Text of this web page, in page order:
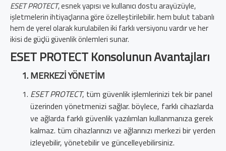
ESET PROTECT, esnek yapısı ve kullanıcı dostu arayüzüyle,
işletmelerin ihtiyaçlarına göre özelleştirilebilir. hem bulut tabanlı
hem de yerel olarak kurulabilen iki farklı versiyonu vardır ve her
ikisi de güçlü güvenlik önlemleri sunar.
ESET PROTECT Konsolunun Avantajları
MERKEZI YÖNETIM
ESET PROTECT, tüm güvenlik işlemlerinizi tek bir panel
üzerinden yönetmenizi sağlar. böylece, farklı cihazlarda
ve ağlarda farklı güvenlik yazılımları kullanmanıza gerek
kalmaz. tüm cihazlarınızı ve ağlarınızı merkezi bir yerden
izleyebilir, yönetebilir ve güncelleyebilirsiniz.